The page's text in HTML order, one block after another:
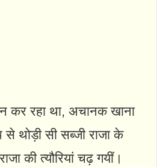
कर रहा था, अचानक खाना
थोड़ी सी सब्जी राजा के
की त्यौरियां चढ़ गयीं।